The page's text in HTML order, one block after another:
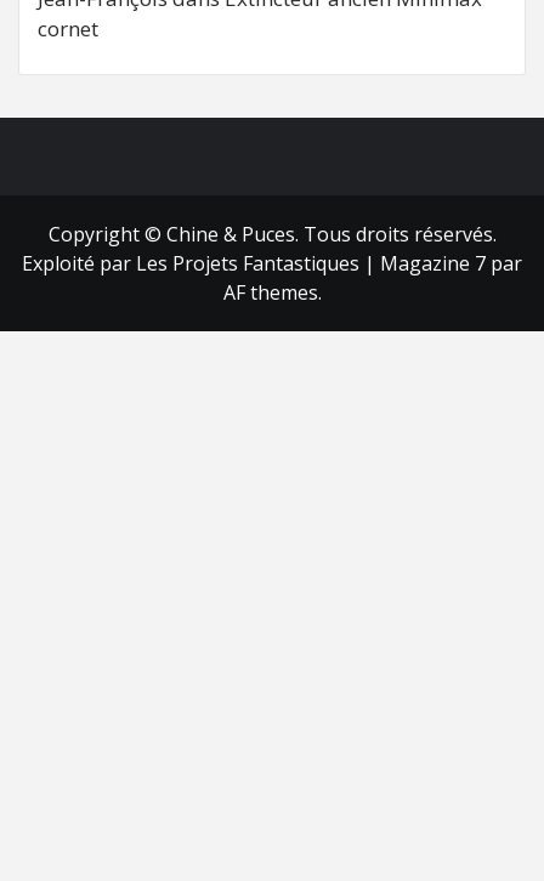
cornet
Copyright © Chine & Puces. Tous droits réservés.
Exploité par Les Projets Fantastiques | Magazine 7 par
AF themes.